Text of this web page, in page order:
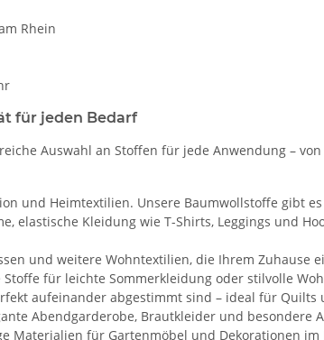
Rhein
für jeden Bedarf
Auswahl an Stoffen für jede Anwendung –
und Heimtextilien. Unsere Baumwollstoffe gibt
elastische Kleidung wie T-Shirts, Leggings und
und weitere Wohntextilien, die Ihrem Zuhause
für leichte Sommerkleidung oder stilvolle
aufeinander abgestimmt sind – ideal für Quilts
Abendgarderobe, Brautkleider und besondere
Materialien für Gartenmöbel und Dekorationen